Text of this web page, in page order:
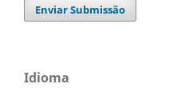
Enviar Submissão
Idioma